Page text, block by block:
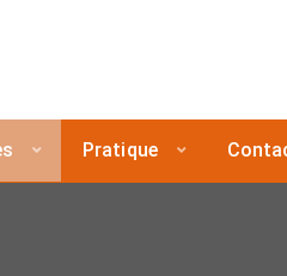
Pratique